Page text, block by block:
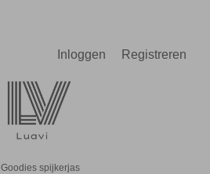
Inloggen Registreren
Goodies spijkerjas